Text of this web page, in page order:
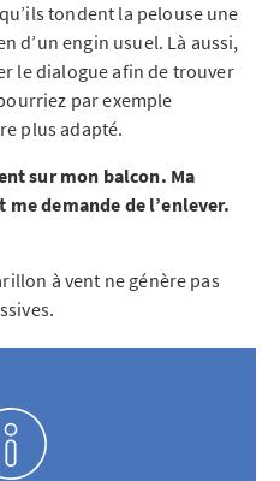
tondent la pelouse une
d’un engin usuel. Là aussi,
le dialogue afin de trouver
par exemple
plus adapté.
sur mon balcon. Ma
demande de l’enlever.
à vent ne génère pas